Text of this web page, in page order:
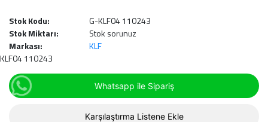
Stok Kodu:
G-KLF04 110243
Stok Miktarı:
Stok sorunuz
Markası:
KLF
KLF04 110243
Whatsapp ile Sipariş
Karşılaştırma Listene Ekle